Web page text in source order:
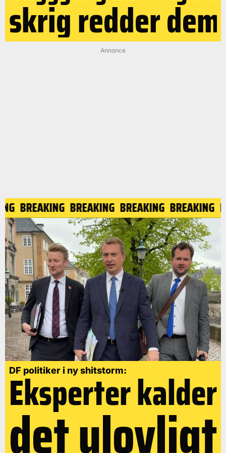
skrig redder dem
Annonce
BREAKING BREAKING BREAKING BREAKING
DF politiker i ny shitstorm:
Eksperter kalder
det ulovligt